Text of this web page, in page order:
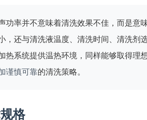
功率并不意味着清洗效果不佳，而是意
，还与清洗液温度、清洗时间、清洗剂
热系统提供温热环境，同样能够取得理
谨慎可靠的清洗策略。
格